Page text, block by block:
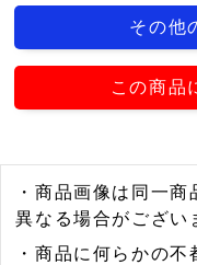
その他
この商品
・商品画像は同一
異なる場合がござい
・商品に何らかの